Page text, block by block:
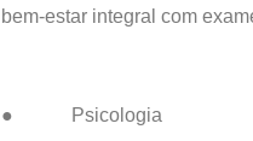
bem-estar integral com
● Psicologia